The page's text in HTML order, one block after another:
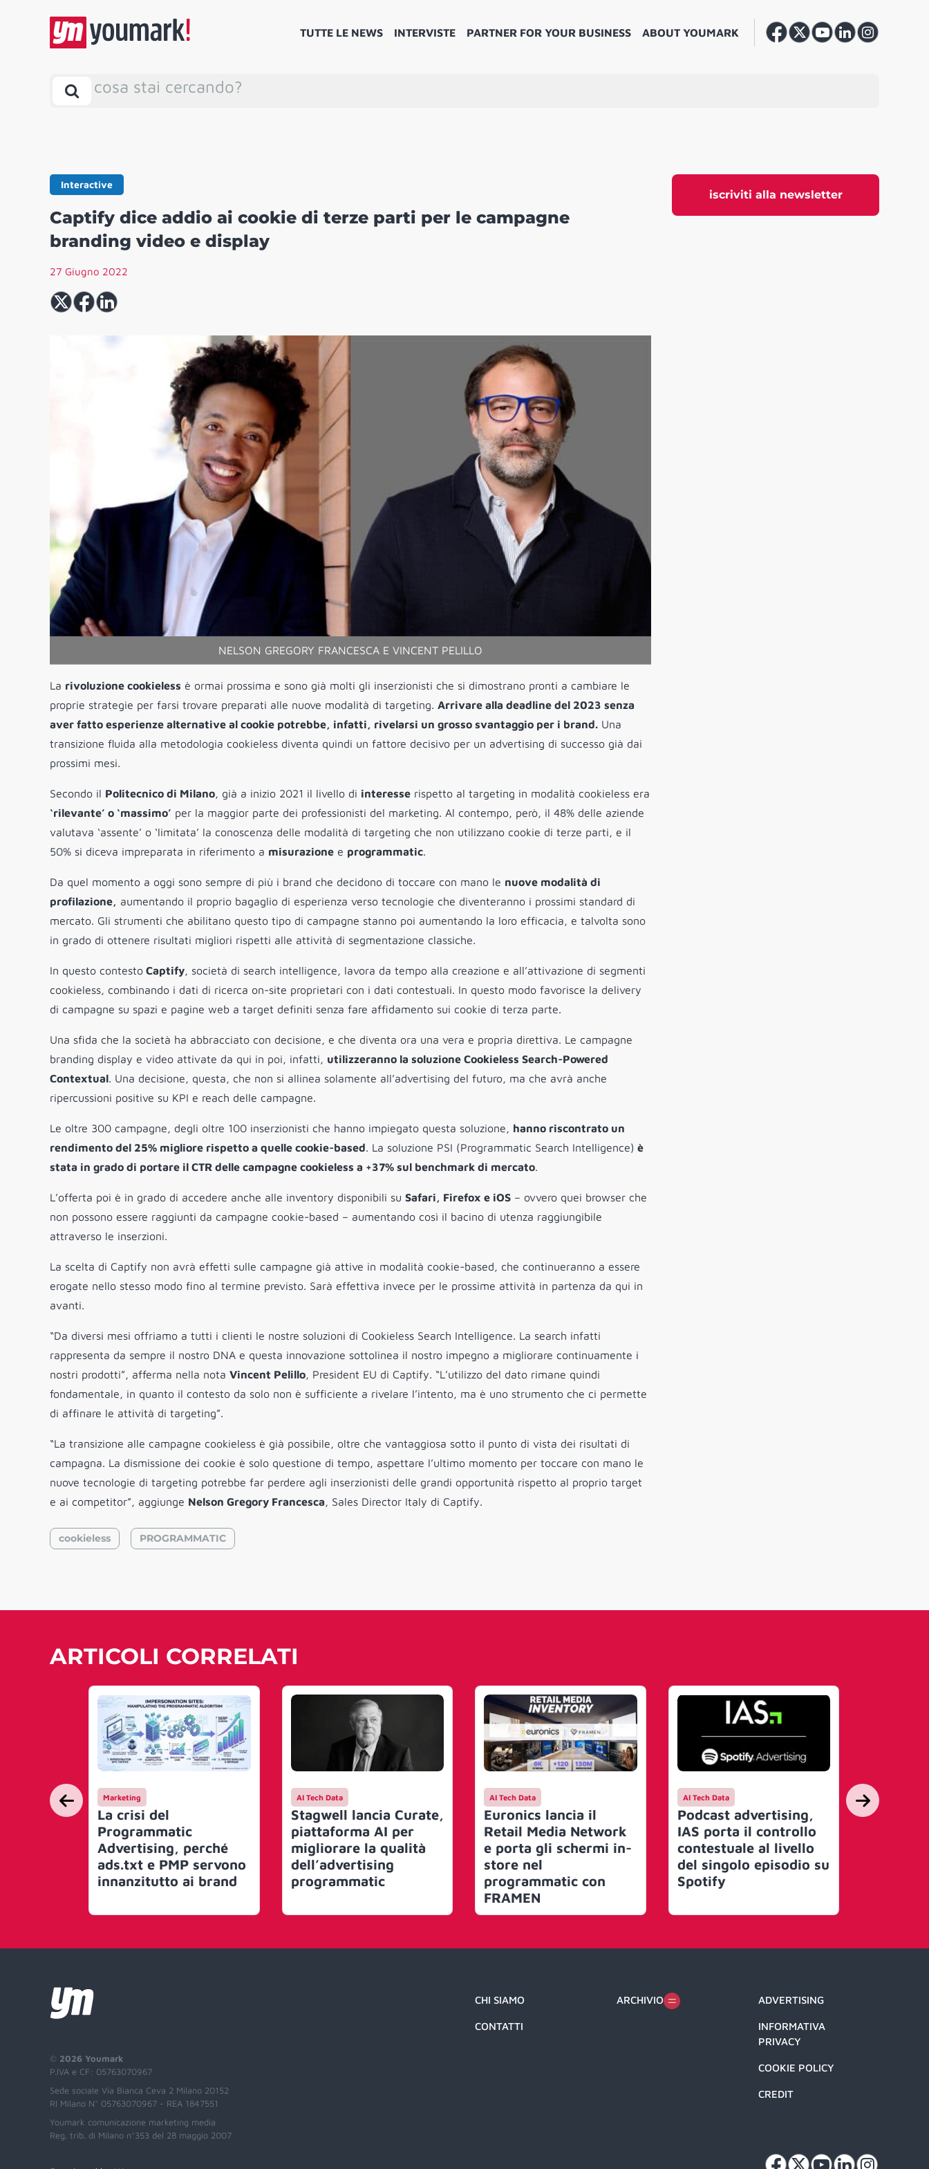
TUTTE LE NEWS INTERVISTE PARTNER FOR YOUR BUSINESS ABOUT YOUMARK
cosa stai cercando?
iscriviti alla newsletter
Interactive
Captify dice addio ai cookie di terze parti per le campagne
branding video e display
27 Giugno 2022
NELSON GREGORY FRANCESCA E VINCENT PELILLO
La rivoluzione cookieless è ormai prossima e sono già molti gli inserzionisti che si dimostrano pronti a cambiare le
proprie strategie per farsi trovare preparati alle nuove modalità di targeting. Arrivare alla deadline del 2023 senza
aver fatto esperienze alternative al cookie potrebbe, infatti, rivelarsi un grosso svantaggio per i brand. Una
transizione fluida alla metodologia cookieless diventa quindi un fattore decisivo per un advertising di successo già dai
prossimi mesi.
Secondo il Politecnico di Milano, già a inizio 2021 il livello di interesse rispetto al targeting in modalità cookieless era
‘rilevante’ o ‘massimo’ per la maggior parte dei professionisti del marketing. Al contempo, però, il 48% delle aziende
valutava ‘assente’ o ‘limitata’ la conoscenza delle modalità di targeting che non utilizzano cookie di terze parti, e il
50% si diceva impreparata in riferimento a misurazione e programmatic.
Da quel momento a oggi sono sempre di più i brand che decidono di toccare con mano le nuove modalità di
profilazione, aumentando il proprio bagaglio di esperienza verso tecnologie che diventeranno i prossimi standard di
mercato. Gli strumenti che abilitano questo tipo di campagne stanno poi aumentando la loro efficacia, e talvolta sono
in grado di ottenere risultati migliori rispetti alle attività di segmentazione classiche.
In questo contesto Captify, società di search intelligence, lavora da tempo alla creazione e all’attivazione di segmenti
cookieless, combinando i dati di ricerca on-site proprietari con i dati contestuali. In questo modo favorisce la delivery
di campagne su spazi e pagine web a target definiti senza fare affidamento sui cookie di terza parte.
Una sfida che la società ha abbracciato con decisione, e che diventa ora una vera e propria direttiva. Le campagne
branding display e video attivate da qui in poi, infatti, utilizzeranno la soluzione Cookieless Search-Powered
Contextual. Una decisione, questa, che non si allinea solamente all’advertising del futuro, ma che avrà anche
ripercussioni positive su KPI e reach delle campagne.
Le oltre 300 campagne, degli oltre 100 inserzionisti che hanno impiegato questa soluzione, hanno riscontrato un
rendimento del 25% migliore rispetto a quelle cookie-based. La soluzione PSI (Programmatic Search Intelligence) è
stata in grado di portare il CTR delle campagne cookieless a +37% sul benchmark di mercato.
L’offerta poi è in grado di accedere anche alle inventory disponibili su Safari, Firefox e iOS – ovvero quei browser che
non possono essere raggiunti da campagne cookie-based – aumentando così il bacino di utenza raggiungibile
attraverso le inserzioni.
La scelta di Captify non avrà effetti sulle campagne già attive in modalità cookie-based, che continueranno a essere
erogate nello stesso modo fino al termine previsto. Sarà effettiva invece per le prossime attività in partenza da qui in
avanti.
“Da diversi mesi offriamo a tutti i clienti le nostre soluzioni di Cookieless Search Intelligence. La search infatti
rappresenta da sempre il nostro DNA e questa innovazione sottolinea il nostro impegno a migliorare continuamente i
nostri prodotti”, afferma nella nota Vincent Pelillo, President EU di Captify. “L’utilizzo del dato rimane quindi
fondamentale, in quanto il contesto da solo non è sufficiente a rivelare l’intento, ma è uno strumento che ci permette
di affinare le attività di targeting”.
“La transizione alle campagne cookieless è già possibile, oltre che vantaggiosa sotto il punto di vista dei risultati di
campagna. La dismissione dei cookie è solo questione di tempo, aspettare l’ultimo momento per toccare con mano le
nuove tecnologie di targeting potrebbe far perdere agli inserzionisti delle grandi opportunità rispetto al proprio target
e ai competitor”, aggiunge Nelson Gregory Francesca, Sales Director Italy di Captify.
cookieless PROGRAMMATIC
ARTICOLI CORRELATI
Marketing
La crisi del
Programmatic
Advertising, perché
ads.txt e PMP servono
innanzitutto ai brand
AI Tech Data
Stagwell lancia Curate,
piattaforma AI per
migliorare la qualità
dell’advertising
programmatic
AI Tech Data
Euronics lancia il
Retail Media Network
e porta gli schermi in-
store nel
programmatic con
FRAMEN
AI Tech Data
Podcast advertising,
IAS porta il controllo
contestuale al livello
del singolo episodio su
Spotify
AI Tech Data
Nasce il
© 2026 Youmark
P.IVA e CF: 05763070967
Sede sociale Via Bianca Ceva 2 Milano 20152
RI Milano N° 05763070967 - REA 1847551
Youmark comunicazione marketing media
Reg. trib. di Milano n°353 del 28 maggio 2007
CHI SIAMO
CONTATTI
ARCHIVIO ADVERTISING
INFORMATIVA
PRIVACY
COOKIE POLICY
CREDIT